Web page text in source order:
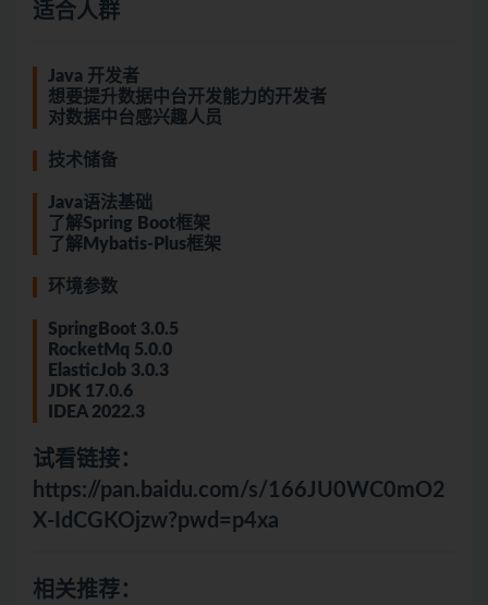
适合人群
Java 开发者
想要提升数据中台开发能力的开发者
对数据中台感兴趣人员
技术储备
Java语法基础
了解Spring Boot框架
了解Mybatis-Plus框架
环境参数
SpringBoot 3.0.5
RocketMq 5.0.0
ElasticJob 3.0.3
JDK 17.0.6
IDEA 2022.3
试看链接：
https://pan.baidu.com/s/166JU0WC0mO2
X-IdCGKOjzw?pwd=p4xa
相关推荐：